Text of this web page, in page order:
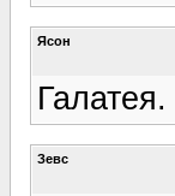
Ясон
Зевс